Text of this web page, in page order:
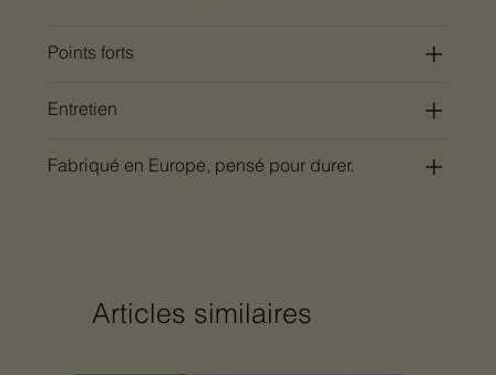
Points forts
Entretien
Fabriqué en Europe, pensé pour durer.
Articles similaires